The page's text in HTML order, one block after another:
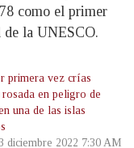
como el primer
la UNESCO.
primera vez crías
rosada en peligro de
una de las islas
diciembre 2022 7:30 AM